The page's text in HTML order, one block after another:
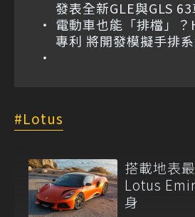
發表全新GLE與GLS
電動車也能「排檔」
專利 將開發模擬手排系
Lotus
搭載地表
Lotus
身